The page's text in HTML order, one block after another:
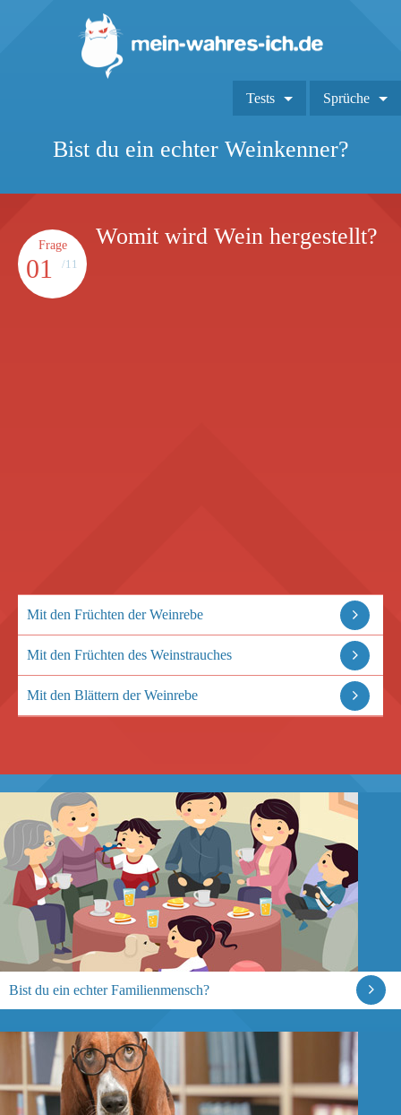
Tests Sprüche
Bist du ein echter Weinkenner?
Frage
01 /11
Womit wird Wein hergestellt?
Mit den Früchten der Weinrebe
Mit den Früchten des Weinstrauches
Mit den Blättern der Weinrebe
Bist du ein echter Familienmensch?